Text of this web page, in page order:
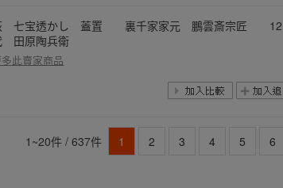
七宝透かし 蓋置 裏千家家元 鵬雲斎宗匠 12
田原陶兵衛
此賣家商品
1~20件 / 637件 1 2 3 4 5 6